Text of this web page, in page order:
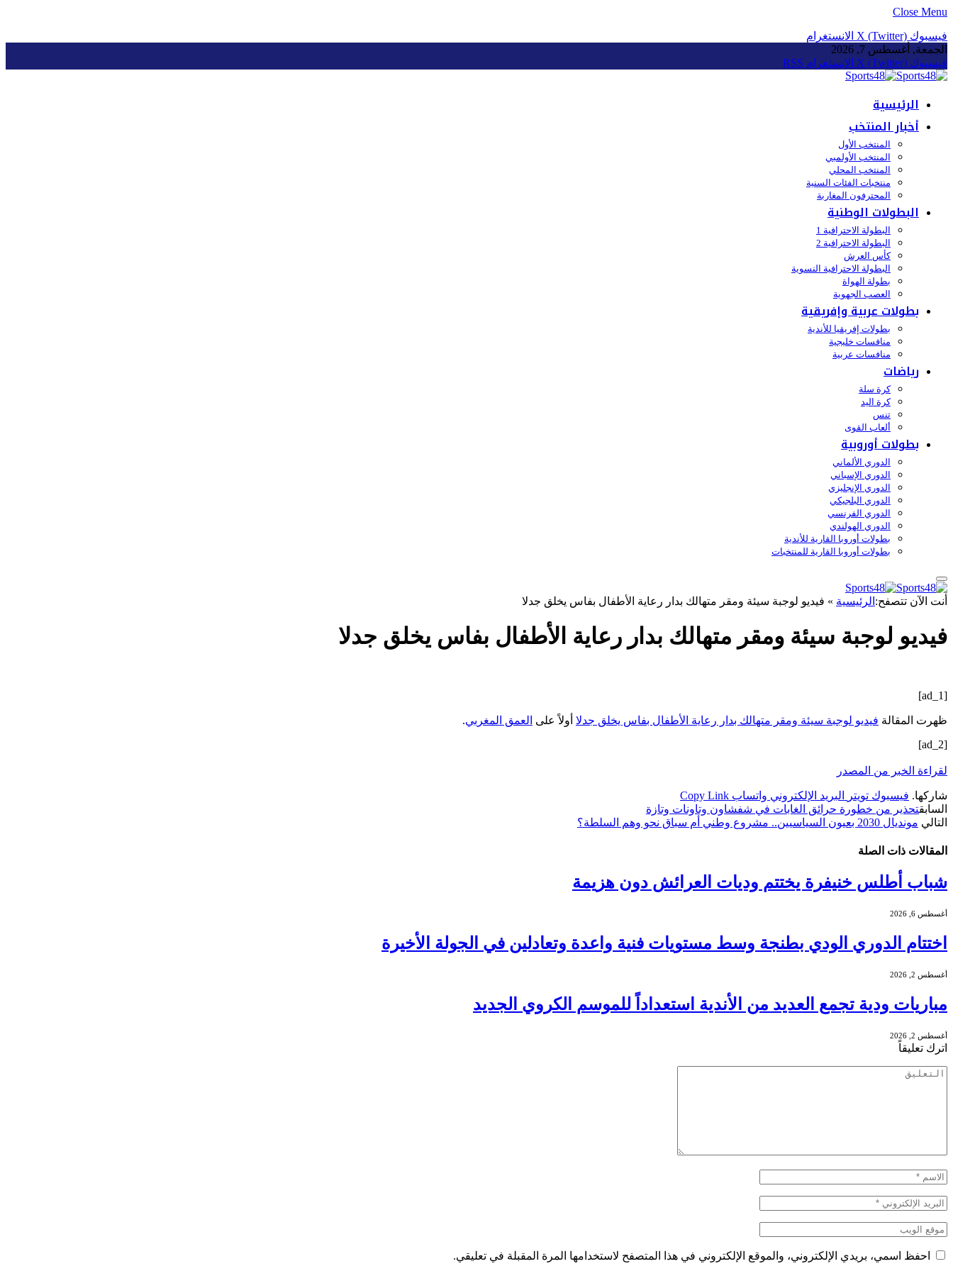
Close Menu
فيسبوك X (Twitter) الانستغرام
الجمعة, أغسطس 7, 2026
فيسبوك X (Twitter) الانستغرام RSS
الرئيسية
أخبار المنتخب
المنتخب الأول
المنتخب الأولمبي
المنتخب المحلي
منتخبات الفئات السنية
المحترفون المغاربة
البطولات الوطنية
البطولة الاحترافية 1
البطولة الاحترافية 2
كأس العرش
البطولة الاحترافية النسوية
بطولة الهواة
العصب الجهوية
بطولات عربية وإفريقية
بطولات إفريقيا للأندية
منافسات خليجية
منافسات عربية
رياضات
كرة سلة
كرة اليد
تنس
ألعاب القوى
بطولات أوروبية
الدوري الألماني
الدوري الإسباني
الدوري الإنجليزي
الدوري البلجيكي
الدوري الفرنسي
الدوري الهولندي
بطولات أوروبا القارية للأندية
بطولات أوروبا القارية للمنتخبات
أنت الآن تتصفح: الرئيسية » فيديو لوجبة سيئة ومقر متهالك بدار رعاية الأطفال بفاس يخلق جدلا
فيديو لوجبة سيئة ومقر متهالك بدار رعاية الأطفال بفاس يخلق جدلا
[ad_1]
ظهرت المقالة فيديو لوجبة سيئة ومقر متهالك بدار رعاية الأطفال بفاس يخلق جدلا أولاً على العمق المغربي.
[ad_2]
لقراءة الخبر من المصدر
شاركها. فيسبوك تويتر البريد الإلكتروني واتساب Copy Link
السابقتحذير من خطورة حرائق الغابات في شفشاون وتاونات وتازة
التالي مونديال 2030 بعيون السياسيين.. مشروع وطني أم سباق نحو وهم السلطة؟
المقالات ذات الصلة
شباب أطلس خنيفرة يختتم وديات العرائش دون هزيمة
أغسطس 6, 2026
اختتام الدوري الودي بطنجة وسط مستويات فنية واعدة وتعادلين في الجولة الأخيرة
أغسطس 2, 2026
مباريات ودية تجمع العديد من الأندية استعداداً للموسم الكروي الجديد
أغسطس 2, 2026
اترك تعليقاً
احفظ اسمي، بريدي الإلكتروني، والموقع الإلكتروني في هذا المتصفح لاستخدامها المرة المقبلة في تعليقي.